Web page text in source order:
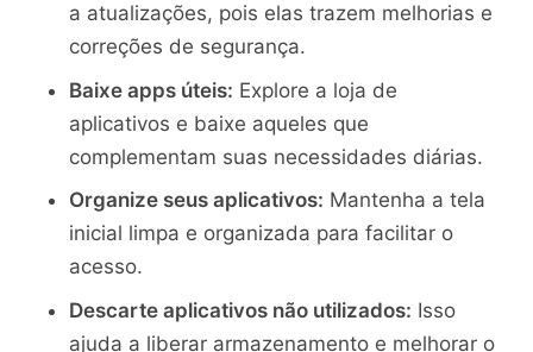
a atualizações, pois elas trazem melhorias e
correções de segurança.
Baixe apps úteis: Explore a loja de
aplicativos e baixe aqueles que
complementam suas necessidades diárias.
Organize seus aplicativos: Mantenha a tela
inicial limpa e organizada para facilitar o
acesso.
Descarte aplicativos não utilizados: Isso
ajuda a liberar armazenamento e melhorar o